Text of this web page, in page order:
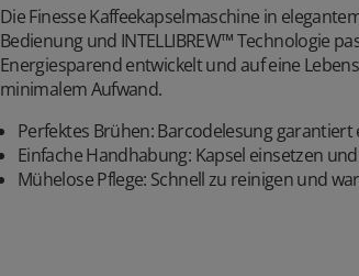
Die Finesse Kaffeekapselmaschine in
Bedienung und INTELLIBREW™ Technologie
Energiesparend entwickelt und auf eine
minimalem Aufwand.
Perfektes Brühen: Barcodelesung garantiert
Einfache Handhabung: Kapsel einsetzen
Mühelose Pflege: Schnell zu reinigen und